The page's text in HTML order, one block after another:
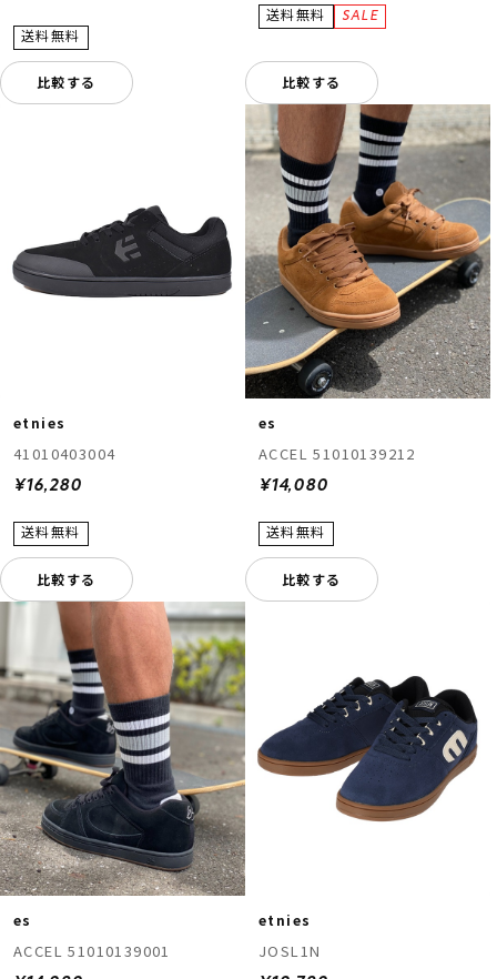
比較する 比較する
etnies
41010403004
¥16,280
比較する
es
ACCEL 51010139212
¥14,080
比較する
es
ACCEL 51010139001
etnies
JOSL1N